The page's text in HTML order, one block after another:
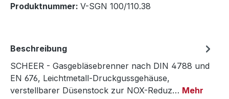
Produktnummer: V-SGN 100/110.38
Beschreibung
SCHEER - Gasgebläsebrenner nach DIN 4788 und
EN 676, Leichtmetall-Druckgussgehäuse,
verstellbarer Düsenstock zur NOX-Reduz… Mehr